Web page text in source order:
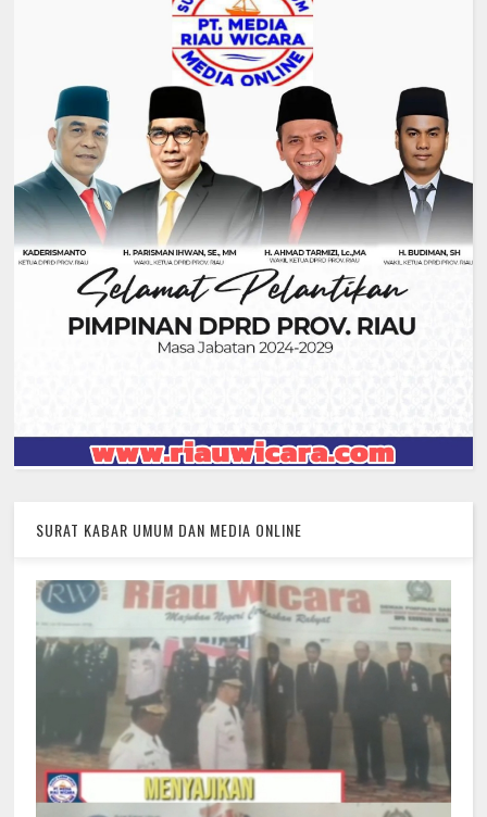
SURAT KABAR UMUM DAN MEDIA ONLINE